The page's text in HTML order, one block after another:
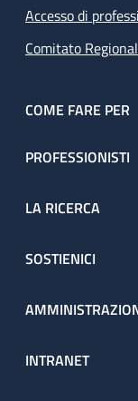
Accesso di
Comitato
COME FARE PER
PROFESSIONISTI
LA RICERCA
SOSTIENICI
INTRANET